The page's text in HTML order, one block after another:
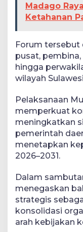
Madago
Ketahanan
Forum tersebut
pusat,
hingga
wilayah
Pelaksanaan
memperkuat
meningkatkan
pemerintah
menetapkan
2026–2031.
Dalam
menegaskan
strategis
konsolidasi
arah kebijakan